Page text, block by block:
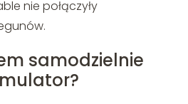
nie połączyły
samodzielnie